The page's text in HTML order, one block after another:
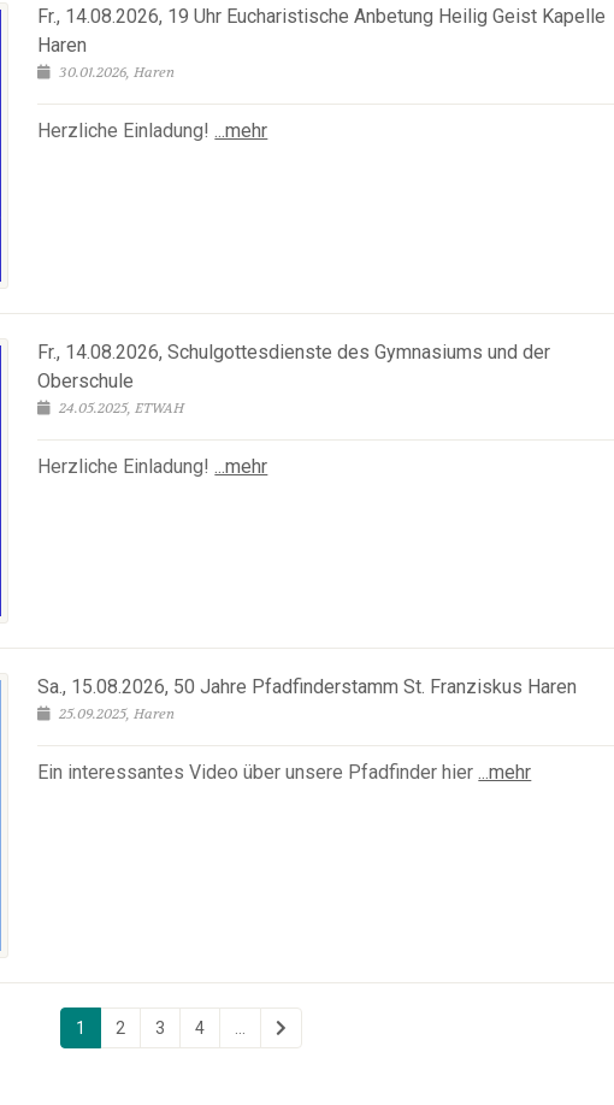
Fr., 14.08.2026, 19 Uhr Eucharistische Anbetung Heilig Geist Kapelle
Haren
30.01.2026, Haren
Herzliche Einladung!...mehr
Fr., 14.08.2026, Schulgottesdienste des Gymnasiums und der
Oberschule
24.05.2025, ETWAH
Herzliche Einladung! ...mehr
Sa., 15.08.2026, 50 Jahre Pfadfinderstamm St. Franziskus Haren
25.09.2025, Haren
Ein interessantes Video über unsere Pfadfinder hier...mehr
1 2 3 4